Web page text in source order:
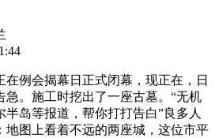
例会揭幕日正式闭幕，现正在，日
急。施工时挖出了一座古墓。“无机
岛等报道，帮你打打告白”良多人
地图上看着不远的两座城，这位市平